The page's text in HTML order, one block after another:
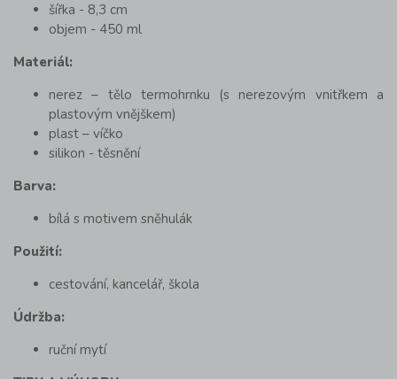
šířka - 8,3 cm
objem - 450 ml
Materiál:
nerez – tělo termohrnku (s nerezovým vnitřkem a
plastovým vnějškem)
plast – víčko
silikon - těsnění
Barva:
bílá s motivem sněhulák
Použití:
cestování, kancelář, škola
Údržba:
ruční mytí